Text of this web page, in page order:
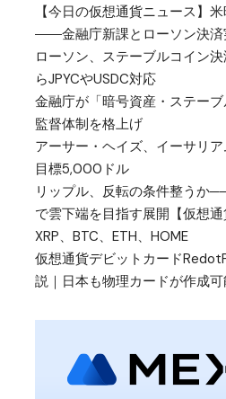
【今日の仮想通貨ニュース】
――金融庁新課とローソン決済
ローソン、ステーブルコイン
らJPYCやUSDC対応
金融庁が「暗号資産・ステー
監督体制を格上げ
アーサー・ヘイズ、イーサリ
目標5,000ドル
リップル、反転の条件整うか
で雲下端を目指す展開【仮想通
XRP、BTC、ETH、HOME
仮想通貨デビットカード
説｜日本も物理カードが作成